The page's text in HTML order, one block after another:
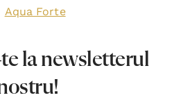
Aqua Forte
la newsletterul